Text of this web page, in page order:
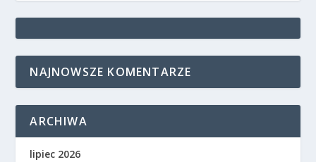
NAJNOWSZE KOMENTARZE
ARCHIWA
lipiec 2026